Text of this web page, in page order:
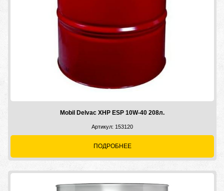
Mobil Delvac XHP ESP 10W-40 208л.
Артикул: 153120
ПОДРОБНЕЕ